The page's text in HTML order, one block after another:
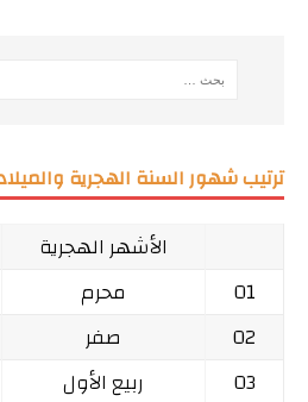
ترتيب شهور السنة الهجرية
الأشهر الهجرية
01
محرم
02
صفر
03
ربيع الأول